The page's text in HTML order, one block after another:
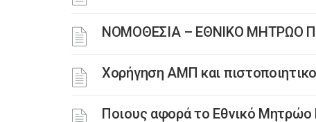
ΝΟΜΟΘΕΣΙΑ – ΕΘΝΙΚΟ ΜΗΤΡΩΟ
Χορήγηση ΑΜΠ και
Ποιους αφορά το Εθνικό